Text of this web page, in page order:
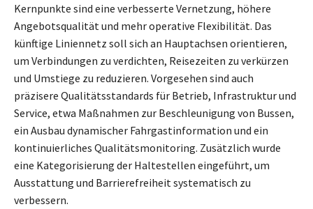
Kernpunkte sind eine verbesserte Vernetzung, höhere
Angebotsqualität und mehr operative Flexibilität. Das
künftige Liniennetz soll sich an Hauptachsen orientieren,
um Verbindungen zu verdichten, Reisezeiten zu verkürzen
und Umstiege zu reduzieren. Vorgesehen sind auch
präzisere Qualitätsstandards für Betrieb, Infrastruktur und
Service, etwa Maßnahmen zur Beschleunigung von Bussen,
ein Ausbau dynamischer Fahrgastinformation und ein
kontinuierliches Qualitätsmonitoring. Zusätzlich wurde
eine Kategorisierung der Haltestellen eingeführt, um
Ausstattung und Barrierefreiheit systematisch zu
verbessern.